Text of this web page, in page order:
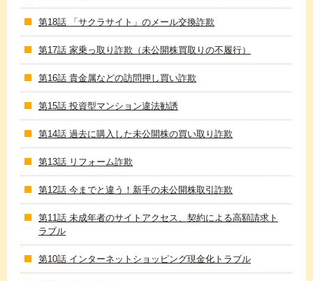
第18話 「サクラサイト」のメール交換詐欺
第17話 家乗っ取り詐欺（未公開株買取りの不履行）
第16話 貴金属などの訪問押し買い詐欺
第15話 投資型マンション違法勧誘
第14話 過去に購入した未公開株の買い取り詐欺
第13話 リフォーム詐欺
第12話 今までと違う！新手の未公開株取引詐欺
第11話 未成年者のサイトアクセス、契約による高額請求ト
ラブル
第10話 インターネットショッピング現金化トラブル